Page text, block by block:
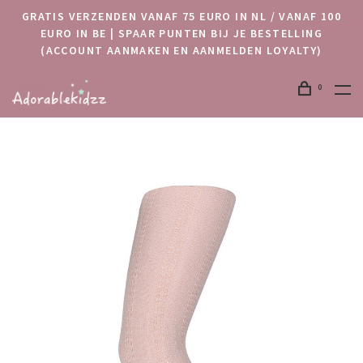
GRATIS VERZENDEN VANAF 75 EURO IN NL / VANAF 100
EURO IN BE | SPAAR PUNTEN BIJ JE BESTELLING
(ACCOUNT AANMAKEN EN AANMELDEN LOYALTY)
0